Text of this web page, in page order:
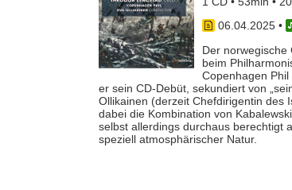
06.04.2025•
Der norwegische
beim
Copenhagen
er sein CD-Debüt, sekundiert von
Ollikainen (derzeit Chefdirigentin des
dabei die Kombination von
selbst allerdings durchaus berechtigt
speziell atmosphärischer Natur.